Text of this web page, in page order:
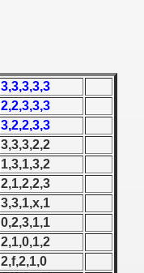
3,3,3,3,3
2,2,3,3,3
3,2,2,3,3
3,3,3,2,2
1,3,1,3,2
2,1,2,2,3
3,3,1,x,1
0,2,3,1,1
2,1,0,1,2
2,f,2,1,0